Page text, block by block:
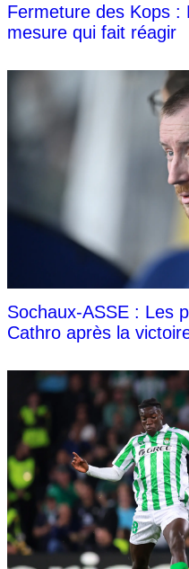
Fermeture des Kops :
mesure qui fait réagir
Sochaux-ASSE : Les
Cathro après la